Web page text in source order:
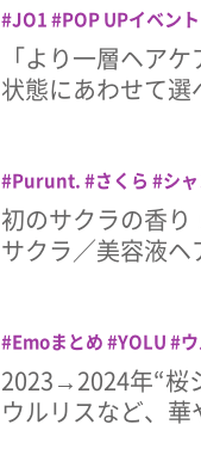
JO1 POP UPイベント
ドアンバサダー
ヘアケア
「より一層ヘア
状態にあわせて
Purunt. さくら シ
レゼント
ヘアオイル
初のサクラの香り
サクラ／美容液
Emoまとめ YOLU
ス
プルント ヘアケア
2023→2024年“桜
ウルリスなど、